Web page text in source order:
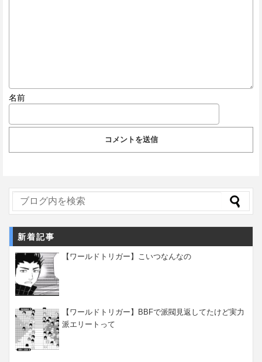
名前
新着記事
【ワールドトリガー】こいつなんなの
【ワールドトリガー】BBFで派閥見返してたけど実力
派エリートって